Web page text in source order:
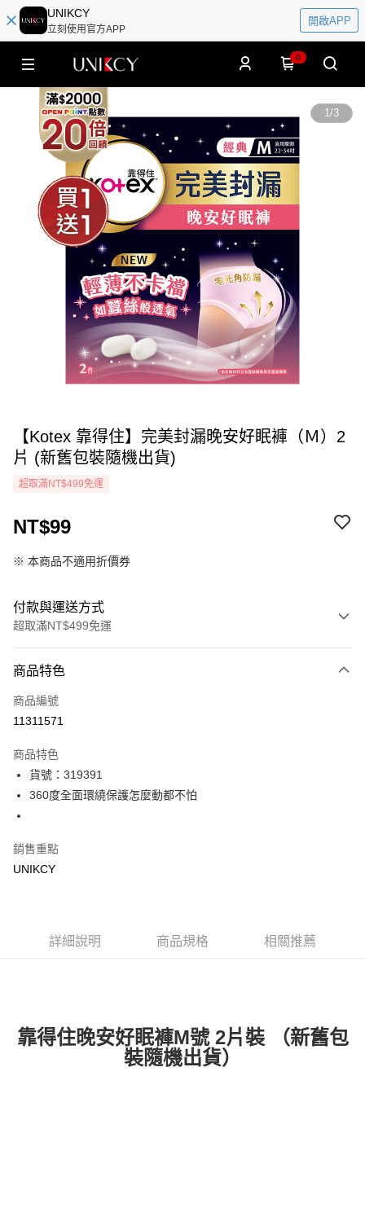
UNIKCY
立刻使用官方APP
開啟APP
0
1/3
【Kotex 靠得住】完美封漏晚安好眠褲（Ｍ）2
片 (新舊包裝隨機出貨)
超取滿NT$499免運
NT$99
※ 本商品不適用折價券
付款與運送方式
超取滿NT$499免運
icash Pay
信用卡一次付款
LINE Pay
Apple Pay
每筆NT$70，滿NT$499(含以上)免運費
宅配［需2-3個工作天不含預購商品］
商品特色
商品編號
11311571
商品特色
貨號：319391
360度全面環繞保護怎麼動都不怕
銷售重點
UNIKCY
詳細說明 商品規格 相關推薦
靠得住晚安好眠褲M號 2片裝 （新舊包
裝隨機出貨）